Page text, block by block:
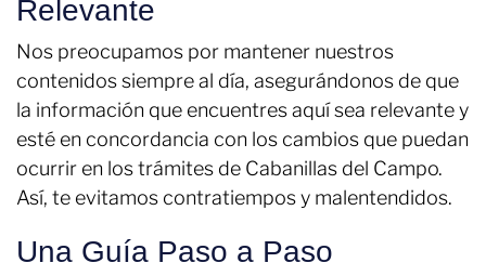
Relevante
Nos preocupamos por mantener nuestros
contenidos siempre al día, asegurándonos de que
la información que encuentres aquí sea relevante y
esté en concordancia con los cambios que puedan
ocurrir en los trámites de Cabanillas del Campo.
Así, te evitamos contratiempos y malentendidos.
Una Guía Paso a Paso